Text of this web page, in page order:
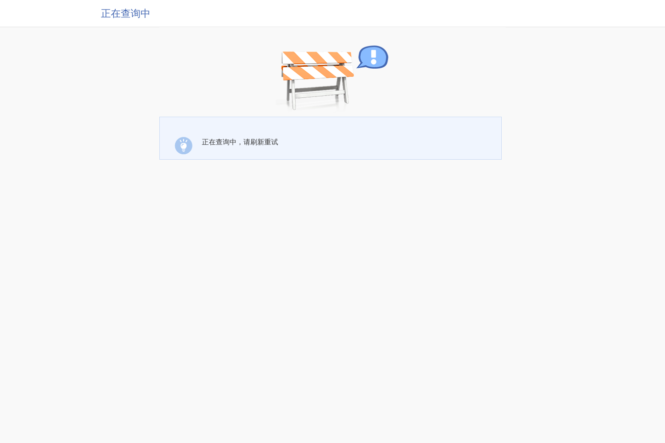
正在查询中
正在查询中，请刷新重试